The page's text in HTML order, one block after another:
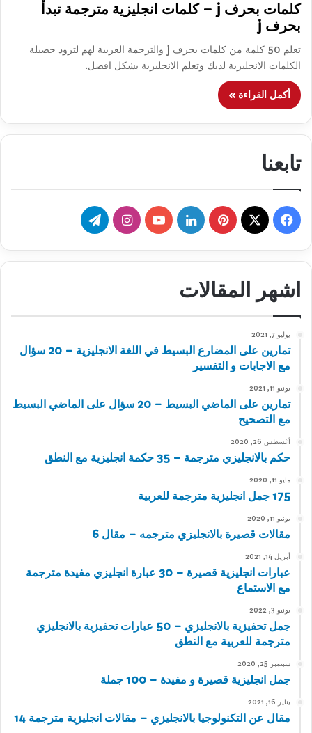
كلمات بحرف j – كلمات انجليزية مترجمة تبدأ
بحرف j
تعلم 50 كلمة من كلمات بحرف j والترجمة العربية لهم لتزود حصيلة
الكلمات الانجليزية لديك وتعلم الانجليزية بشكل افضل.
أكمل القراءة »
تابعنا
فيسبوك
‫X بينتيريستلينكدإن‫YouTube
انستقرامتيلقرام
اشهر المقالات
يوليو 7, 2021
تمارين على المضارع البسيط في اللغة الانجليزية – 20 سؤال
مع الاجابات و التفسير
يونيو 11, 2021
تمارين على الماضي البسيط – 20 سؤال على الماضي البسيط
مع التصحيح
أغسطس 26, 2020
حكم بالانجليزي مترجمة – 35 حكمة انجليزية مع النطق
مايو 11, 2020
175 جمل انجليزية مترجمة للعربية
يونيو 11, 2020
مقالات قصيرة بالانجليزي مترجمه – مقال 6
أبريل 14, 2021
عبارات انجليزية قصيرة – 30 عبارة انجليزي مفيدة مترجمة
مع الاستماع
يونيو 3, 2022
جمل تحفيزية بالانجليزي – 50 عبارات تحفيزية بالانجليزي
مترجمة للعربية مع النطق
سبتمبر 25, 2020
جمل انجليزية قصيرة و مفيدة – 100 جملة
يناير 16, 2021
مقال عن التكنولوجيا بالانجليزي – مقالات انجليزية مترجمة 14